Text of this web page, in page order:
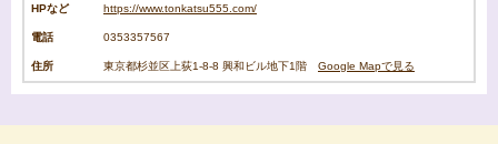
HPなど https://www.tonkatsu555.com/
電話 0353357567
住所 東京都杉並区上荻1-8-8 興和ビル地下1階 Google Mapで見る